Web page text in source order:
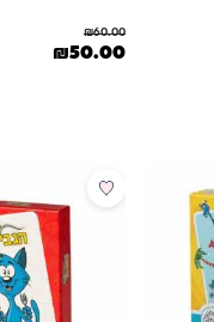
₪60.00
המחיר המקורי היה:
₪50.00 המחיר